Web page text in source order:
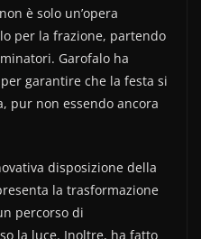
è solo un’opera
per la frazione, partendo
Garofalo ha
garantire che la festa si
pur non essendo ancora
disposizione della
la trasformazione
percorso di
la luce. Inoltre, ha fatto